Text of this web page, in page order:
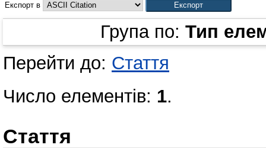
Експорт в
Група по: Тип
Перейти до: Стаття
Число елементів: 1.
Стаття